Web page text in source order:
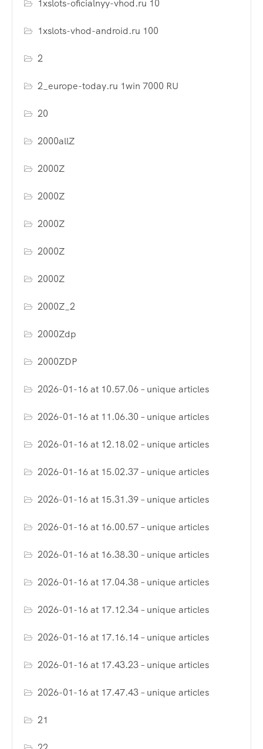
1xslots-oficialnyy-vhod.ru 10
1xslots-vhod-android.ru 100
2
2_europe-today.ru 1win 7000 RU
20
2000allZ
2000Z
2000Z
2000Z
2000Z
2000Z
2000Z_2
2000Zdp
2000ZDP
2026-01-16 at 10.57.06 – unique articles
2026-01-16 at 11.06.30 – unique articles
2026-01-16 at 12.18.02 – unique articles
2026-01-16 at 15.02.37 – unique articles
2026-01-16 at 15.31.39 – unique articles
2026-01-16 at 16.00.57 – unique articles
2026-01-16 at 16.38.30 – unique articles
2026-01-16 at 17.04.38 – unique articles
2026-01-16 at 17.12.34 – unique articles
2026-01-16 at 17.16.14 – unique articles
2026-01-16 at 17.43.23 – unique articles
2026-01-16 at 17.47.43 – unique articles
21